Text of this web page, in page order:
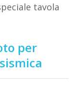
tavola
per